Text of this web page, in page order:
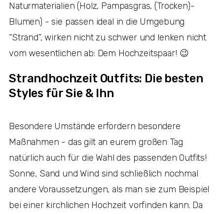
Naturmaterialien (Holz, Pampasgras, (Trocken)-
Blumen) - sie passen ideal in die Umgebung
“Strand”, wirken nicht zu schwer und lenken nicht
vom wesentlichen ab: Dem Hochzeitspaar! 😉
Strandhochzeit Outfits: Die besten
Styles für Sie & Ihn
Besondere Umstände erfordern besondere
Maßnahmen - das gilt an eurem großen Tag
natürlich auch für die Wahl des passenden Outfits!
Sonne, Sand und Wind sind schließlich nochmal
andere Voraussetzungen, als man sie zum Beispiel
bei einer kirchlichen Hochzeit vorfinden kann. Da